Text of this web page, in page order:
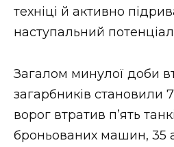
техніці й активно
наступальний
Загалом минулої доби
загарбників становили
ворог втратив п’ять
броньованих машин, 35